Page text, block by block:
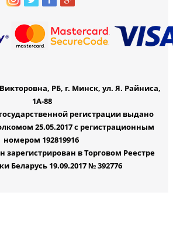
РБ, г. Минск, ул. Я. Райниса,
1А-88
регистрации выдано
25.05.2017 с регистрационным
номером 192819916
зарегистрирован в Торговом Реестре
Беларусь 19.09.2017 № 392776